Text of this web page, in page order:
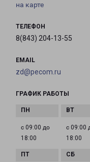
на карте
ТЕЛЕФОН
8(843) 204-13-55
EMAIL
zd@pecom.ru
ГРАФИК РАБОТЫ
с 09:00 до
18:00
с 09:00
18:00